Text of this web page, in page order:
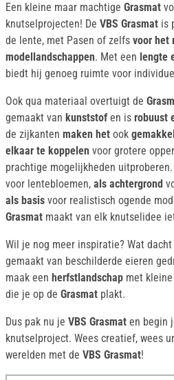
Een kleine maar machtige Grasmat
knutselprojecten! De VBS Grasmat is
de lente, met Pasen of zelfs voor het
modellandschappen. Met een lengte
biedt hij genoeg ruimte voor
Ook qua materiaal overtuigt de
gemaakt van kunststof en is robuust
de zijkanten maken het ook
elkaar te koppelen voor grotere
prachtige mogelijkheden uitproberen.
voor lentebloemen, als achtergrond
als basis voor realistisch ogende
Grasmat maakt van elk knutselidee
Wil je nog meer inspiratie? Wat dacht
gemaakt van beschilderde eieren
maak een herfstlandschap met
die je op de Grasmat plakt.
Dus pak nu je VBS Grasmat en begin
knutselproject. Wees creatief, wees
werelden met de VBS Grasmat!